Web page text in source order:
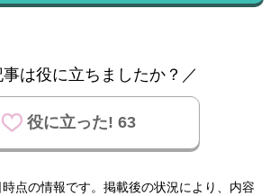
は役に立ちましたか？／
役に立った! 63
点の情報です。掲載後の状況により、内容